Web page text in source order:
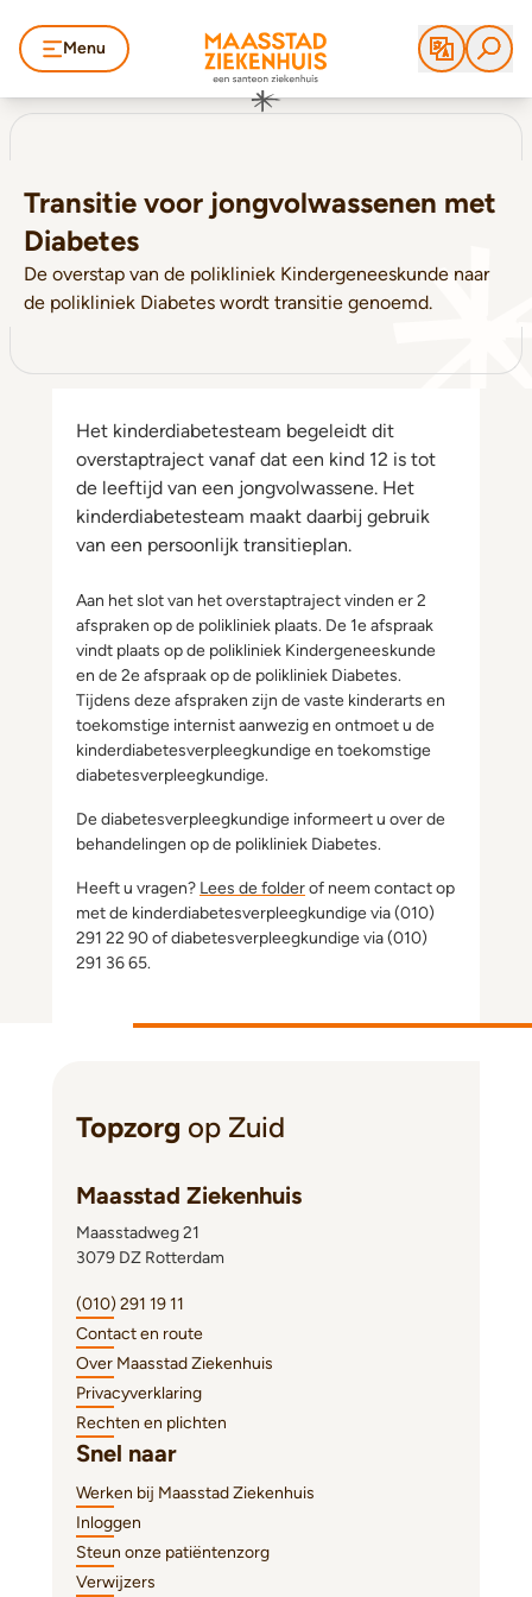
Menu
Transitie voor jongvolwassenen met
Diabetes
De overstap van de polikliniek Kindergeneeskunde naar
de polikliniek Diabetes wordt transitie genoemd.
Het kinderdiabetesteam begeleidt dit
overstaptraject vanaf dat een kind 12 is tot
de leeftijd van een jongvolwassene. Het
kinderdiabetesteam maakt daarbij gebruik
van een persoonlijk transitieplan.
Aan het slot van het overstaptraject vinden er 2
afspraken op de polikliniek plaats. De 1e afspraak
vindt plaats op de polikliniek Kindergeneeskunde
en de 2e afspraak op de polikliniek Diabetes.
Tijdens deze afspraken zijn de vaste kinderarts en
toekomstige internist aanwezig en ontmoet u de
kinderdiabetesverpleegkundige en toekomstige
diabetesverpleegkundige.
De diabetesverpleegkundige informeert u over de
behandelingen op de polikliniek Diabetes.
Heeft u vragen? Lees de folderof neem contact op
met de kinderdiabetesverpleegkundige via (010)
291 22 90 of diabetesverpleegkundige via (010)
291 36 65.
Topzorg op Zuid
Maasstad Ziekenhuis
Maasstadweg 21
3079 DZ Rotterdam
(010) 291 19 11
Contact en route
Over Maasstad Ziekenhuis
Privacyverklaring
Rechten en plichten
Snel naar
Werken bij Maasstad Ziekenhuis
Inloggen
Steun onze patiëntenzorg
Verwijzers